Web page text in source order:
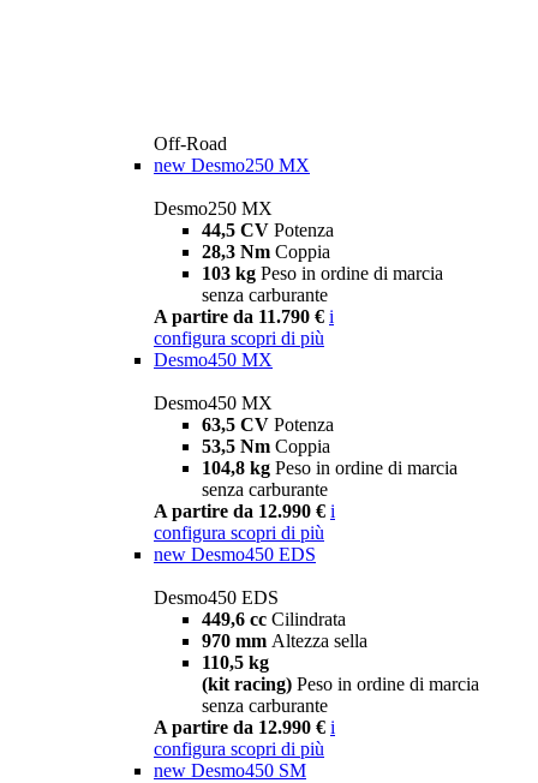
Off-Road
new Desmo250 MX
Desmo250 MX
44,5 CV Potenza
28,3 Nm Coppia
103 kg Peso in ordine di marcia
senza carburante
A partire da 11.790 € i
configura scopri di più
Desmo450 MX
Desmo450 MX
63,5 CV Potenza
53,5 Nm Coppia
104,8 kg Peso in ordine di marcia
senza carburante
A partire da 12.990 € i
configura scopri di più
new Desmo450 EDS
Desmo450 EDS
449,6 cc Cilindrata
970 mm Altezza sella
110,5 kg
(kit racing) Peso in ordine di marcia
senza carburante
A partire da 12.990 € i
configura scopri di più
new Desmo450 SM